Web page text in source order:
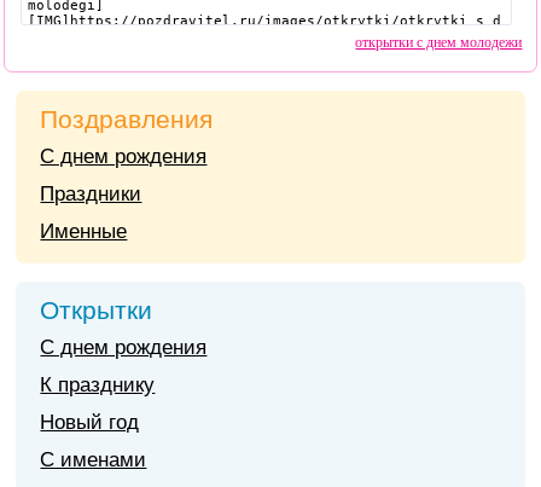
открытки с днем молодежи
Поздравления
С днем рождения
Праздники
Именные
Открытки
С днем рождения
К празднику
Новый год
С именами